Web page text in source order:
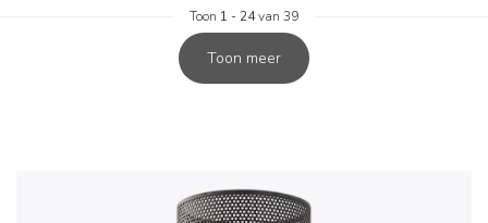
Toon 1 - 24van 39
Toon meer